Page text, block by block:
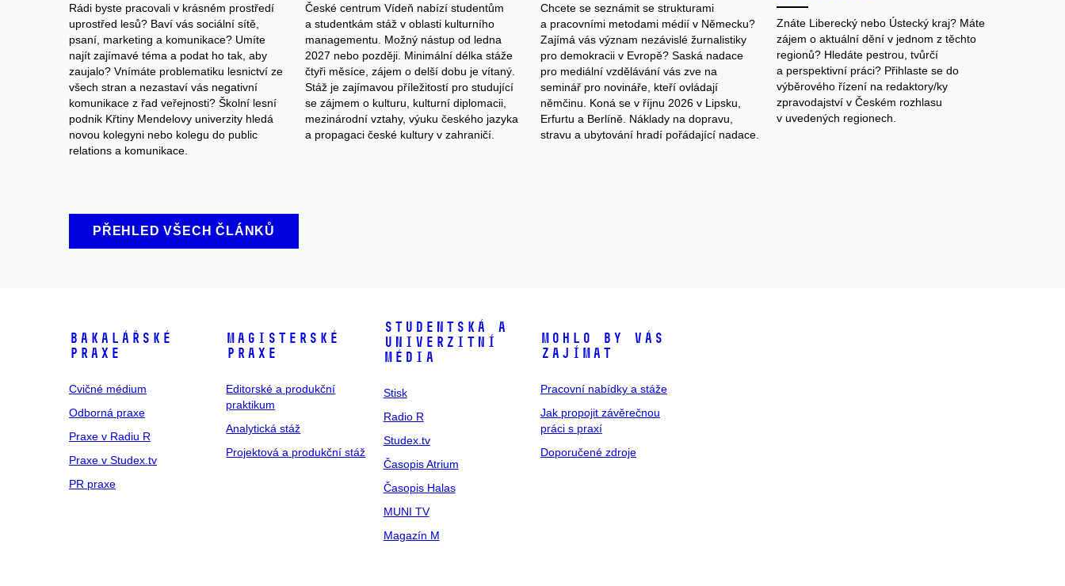
Rádi byste pracovali v krásném prostředí
uprostřed lesů? Baví vás sociální sítě,
psaní, marketing a komunikace? Umíte
najít zajímavé téma a podat ho tak, aby
zaujalo? Vnímáte problematiku lesnictví ze
všech stran a nezastaví vás negativní
komunikace z řad veřejnosti? Školní lesní
podnik Křtiny Mendelovy univerzity hledá
novou kolegyni nebo kolegu do public
relations a komunikace.
České centrum Vídeň nabízí studentům
a studentkám stáž v oblasti kulturního
managementu. Možný nástup od ledna
2027 nebo později. Minimální délka stáže
čtyři měsíce, zájem o delší dobu je vítaný.
Stáž je zajímavou příležitostí pro studující
se zájmem o kulturu, kulturní diplomacii,
mezinárodní vztahy, výuku českého jazyka
a propagaci české kultury v zahraničí.
Chcete se seznámit se strukturami
a pracovními metodami médií v Německu?
Zajímá vás význam nezávislé žurnalistiky
pro demokracii v Evropě? Saská nadace
pro mediální vzdělávání vás zve na
seminář pro novináře, kteří ovládají
němčinu. Koná se v říjnu 2026 v Lipsku,
Erfurtu a Berlíně. Náklady na dopravu,
stravu a ubytování hradí pořádající nadace.
Znáte Liberecký nebo Ústecký kraj? Máte
zájem o aktuální dění v jednom z těchto
regionů? Hledáte pestrou, tvůrčí
a perspektivní práci? Přihlaste se do
výběrového řízení na redaktory/ky
zpravodajství v Českém rozhlasu
v uvedených regionech.
PŘEHLED VŠECH ČLÁNKŮ
Bakalářské
praxe
Cvičné médium
Odborná praxe
Praxe v Radiu R
Praxe v Studex.tv
PR praxe
Magisterské
praxe
Editorské a produkční
praktikum
Analytická stáž
Projektová a produkční stáž
Studentská a
univerzitní
média
Stisk
Radio R
Studex.tv
Časopis Atrium
Časopis Halas
MUNI TV
Magazín M
Mohlo by vás
zajímat
Pracovní nabídky a stáže
Jak propojit závěrečnou
práci s praxí
Doporučené zdroje